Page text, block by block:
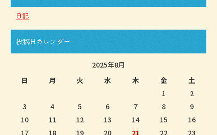
日記
投稿日カレンダー
2025年8月
日
月 火 水 木 金
土
1
2
3
4 5 6 7 8
9
10
11 12 13 14 15
16
17
18 19 20 21 22 23